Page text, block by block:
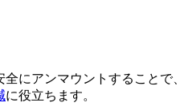
にアンマウントすることで、
に役立ちます。